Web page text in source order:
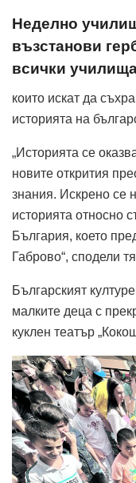
Неделно
възстанови
всички
които искат да
историята на
„Историята се
новите открития
знания. Искрено се
историята относно
България, което
Габрово“, сподели
Българският
малките деца с
куклен театър